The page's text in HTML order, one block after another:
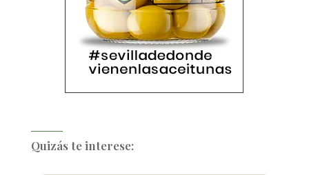
Quizás te interese: